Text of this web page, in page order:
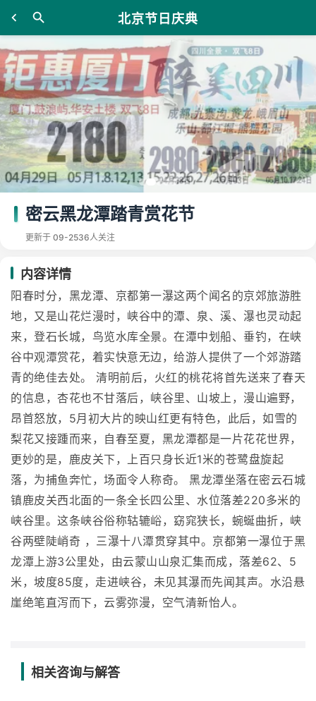
北京节日庆典
密云黑龙潭踏青赏花节
更新于 09-2536人关注
内容详情
阳春时分，黑龙潭、京都第一瀑这两个闻名的京郊旅游胜
地，又是山花烂漫时，峡谷中的潭、泉、溪、瀑也灵动起
来，登石长城，鸟览水库全景。在潭中划船、垂钓，在峡
谷中观潭赏花，着实快意无边，给游人提供了一个郊游踏
青的绝佳去处。 清明前后，火红的桃花将首先送来了春天
的信息，杏花也不甘落后，峡谷里、山坡上，漫山遍野，
昂首怒放，5月初大片的映山红更有特色，此后，如雪的
梨花又接踵而来，自春至夏，黑龙潭都是一片花花世界，
更妙的是，鹿皮关下，上百只身长近1米的苍鹭盘旋起
落，为捕鱼奔忙，场面令人称奇。 黑龙潭坐落在密云石城
镇鹿皮关西北面的一条全长四公里、水位落差220多米的
峡谷里。这条峡谷俗称轱辘峪，窈窕狭长，蜿蜒曲折，峡
谷两壁陡峭奇 ，三瀑十八潭贯穿其中。京都第一瀑位于黑
龙潭上游3公里处，由云蒙山山泉汇集而成，落差62、5
米，坡度85度，走进峡谷，未见其瀑而先闻其声。水沿悬
崖绝笔直泻而下，云雾弥漫，空气清新怡人。
相关咨询与解答